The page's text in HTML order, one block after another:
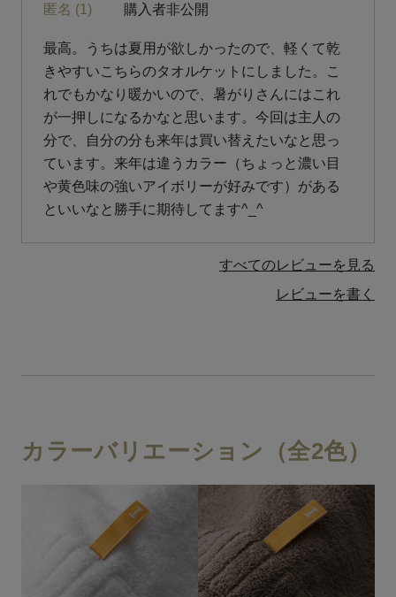
匿名 1 購入者非公開
最高。うちは夏用が欲しかったので、軽くて乾
きやすいこちらのタオルケットにしました。こ
れでもかなり暖かいので、暑がりさんにはこれ
が一押しになるかなと思います。今回は主人の
分で、自分の分も来年は買い替えたいなと思っ
ています。来年は違うカラー（ちょっと濃い目
や黄色味の強いアイボリーが好みです）がある
といいなと勝手に期待してます^_^
すべてのレビューを見る
レビューを書く
カラーバリエーション（全2色）